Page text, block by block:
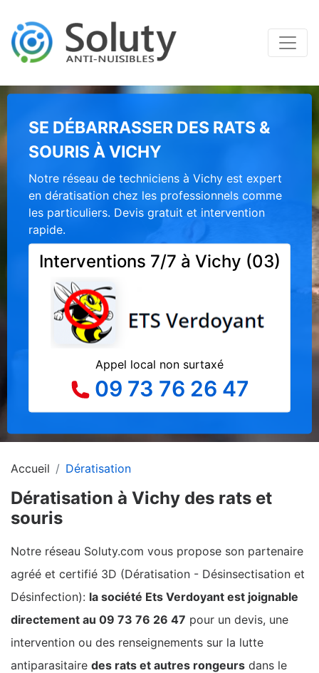
SE DÉBARRASSER DES RATS &
SOURIS À VICHY
Notre réseau de techniciens à Vichy est expert
en dératisation chez les professionnels comme
les particuliers. Devis gratuit et intervention
rapide.
Interventions 7/7 à Vichy (03)
Appel local non surtaxé
09 73 76 26 47
Accueil Dératisation
Dératisation à Vichy des rats et
souris
Notre réseau Soluty.com vous propose son partenaire
agréé et certifié 3D (Dératisation - Désinsectisation et
Désinfection): la société Ets Verdoyant est joignable
directement au 09 73 76 26 47 pour un devis, une
intervention ou des renseignements sur la lutte
antiparasitaire des rats et autres rongeurs dans le